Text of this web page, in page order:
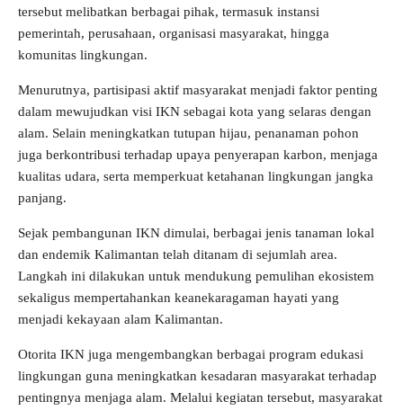
tersebut melibatkan berbagai pihak, termasuk instansi
pemerintah, perusahaan, organisasi masyarakat, hingga
komunitas lingkungan.
Menurutnya, partisipasi aktif masyarakat menjadi faktor penting
dalam mewujudkan visi IKN sebagai kota yang selaras dengan
alam. Selain meningkatkan tutupan hijau, penanaman pohon
juga berkontribusi terhadap upaya penyerapan karbon, menjaga
kualitas udara, serta memperkuat ketahanan lingkungan jangka
panjang.
Sejak pembangunan IKN dimulai, berbagai jenis tanaman lokal
dan endemik Kalimantan telah ditanam di sejumlah area.
Langkah ini dilakukan untuk mendukung pemulihan ekosistem
sekaligus mempertahankan keanekaragaman hayati yang
menjadi kekayaan alam Kalimantan.
Otorita IKN juga mengembangkan berbagai program edukasi
lingkungan guna meningkatkan kesadaran masyarakat terhadap
pentingnya menjaga alam. Melalui kegiatan tersebut, masyarakat